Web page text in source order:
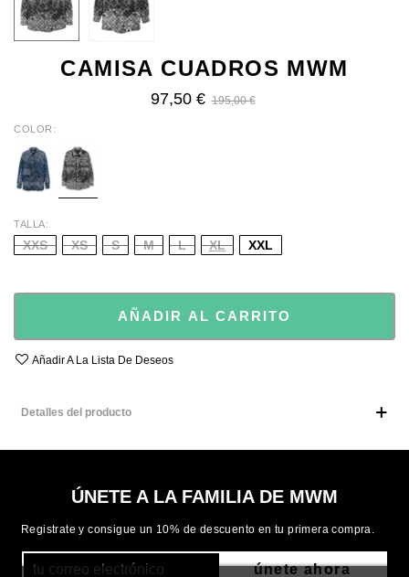
CAMISA CUADROS MWM
97,50 € 195,00 €
COLOR
BLUE BLACK
TALLA
XXS XS S M L XL XXL
AÑADIR AL CARRITO
Añadir A La Lista De Deseos
Detalles del producto
ÚNETE A LA FAMILIA DE MWM
Registrate y consigue un 10% de descuento en tu primera compra.
únete ahora